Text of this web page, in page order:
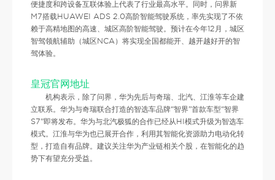
便捷度和跨设备互联体验上代表了行业最高水平。同时，问界新
M7搭载HUAWEI ADS 2.0高阶智能驾驶系统，率先实现了不依
赖于高精地图的高速、城区高阶智能驾驶。预计在今年12月，城区
智驾领航辅助（城区NCA）将实现全国都能开、越开越好开的智
驾体验。
皇冠官网地址
机构表示，除了问界，华为先后与奇瑞、北汽、江淮等车企建
立联系。华为与奇瑞联合打造的智选车品牌“智界”首款车型“智界
S7”即将发布。华为与北汽极狐的合作已经从HI模式升级为智选车
模式。江淮与华为也已展开合作，利用其智能化资源助力电动化转
型，打造自有品牌。建议关注华为产业链相关个股，在智能化的趋
势下有望充分受益。